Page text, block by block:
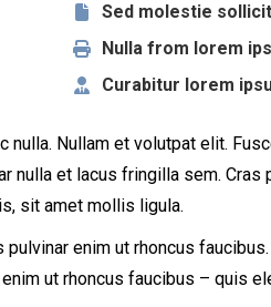
Sed molestie
Nulla from lorem
Curabitur lorem
Nullam et volutpat elit.
et lacus fringilla sem. Cras
sit amet mollis ligula.
enim ut rhoncus
ut rhoncus faucibus – quis